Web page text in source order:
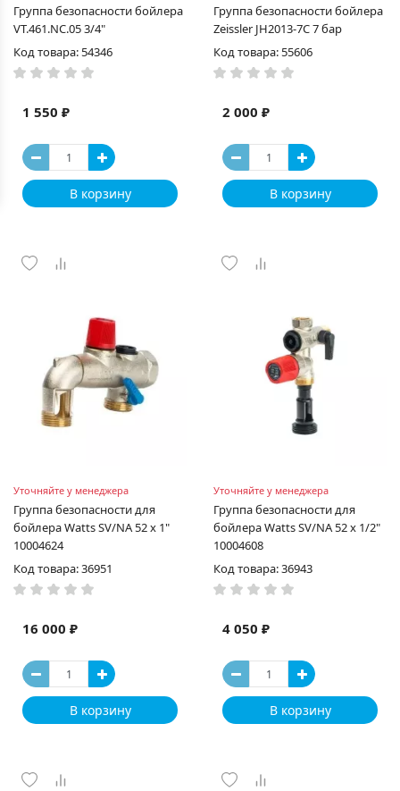
Группа безопасности бойлера
VT.461.NC.05 3/4"
Код товара: 54346
1 550 ₽
В корзину
Группа безопасности бойлера
Zeissler JH2013-7C 7 бар
Код товара: 55606
2 000 ₽
В корзину
Уточняйте у менеджера
Группа безопасности для
бойлера Watts SV/NA 52 x 1"
10004624
Код товара: 36951
16 000 ₽
В корзину
Уточняйте у менеджера
Группа безопасности для
бойлера Watts SV/NA 52 x 1/2"
10004608
Код товара: 36943
4 050 ₽
В корзину